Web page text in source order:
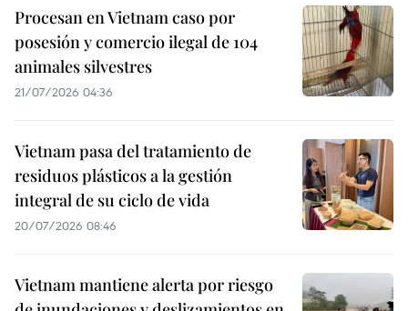
Procesan en Vietnam caso por
posesión y comercio ilegal de 104
animales silvestres
21/07/2026 04:36
Vietnam pasa del tratamiento de
residuos plásticos a la gestión
integral de su ciclo de vida
20/07/2026 08:46
Vietnam mantiene alerta por riesgo